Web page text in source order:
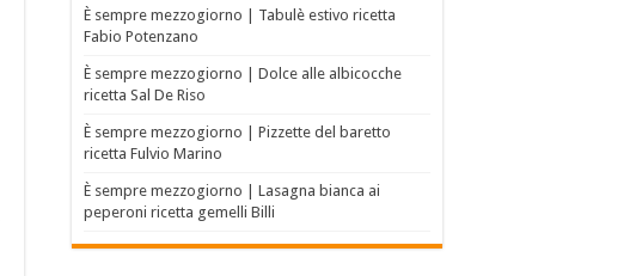
È sempre mezzogiorno | Tabulè estivo ricetta
Fabio Potenzano
È sempre mezzogiorno | Dolce alle albicocche
ricetta Sal De Riso
È sempre mezzogiorno | Pizzette del baretto
ricetta Fulvio Marino
È sempre mezzogiorno | Lasagna bianca ai
peperoni ricetta gemelli Billi